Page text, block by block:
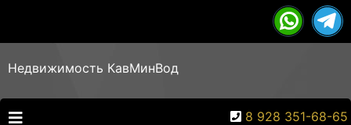
Недвижимость КавМинВод
8 928 351-68-65